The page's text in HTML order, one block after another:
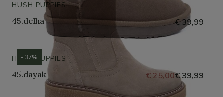
HUSH PUPPIES
45.delha € 39,99
HUSH PUPPIES
45.dayak € 25,00€ 39,99
- 37%